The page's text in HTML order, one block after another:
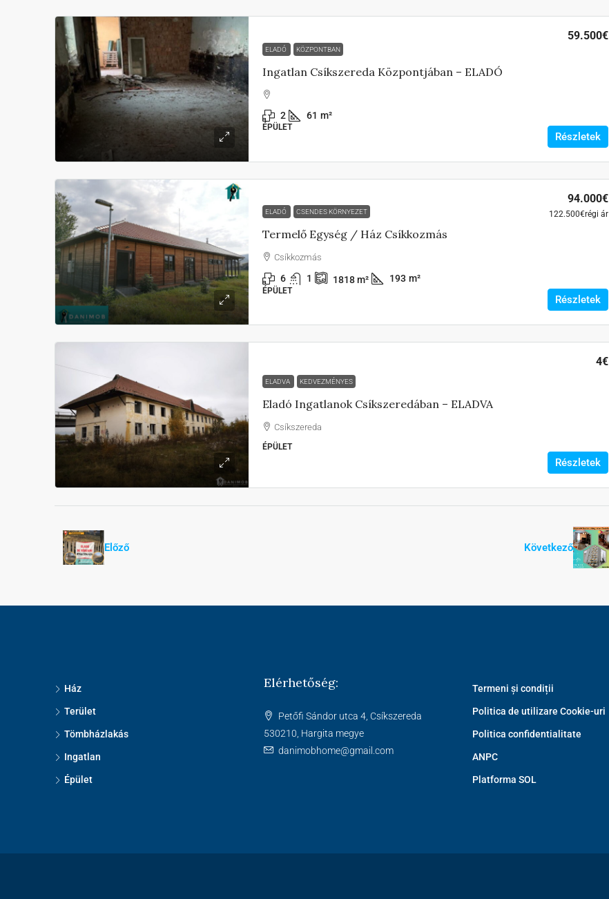
ELADÓ KÖZPONTBAN
Ingatlan Csíkszereda Központjában – ELADÓ
59.500€
2 61 m²
ÉPÜLET
Részletek
ELADÓ CSENDES KÖRNYEZET
Termelő Egység / Ház Csíkkozmás
94.000€
122.500€régi ár
Csíkkozmás
6 1 1818m² 193 m²
ÉPÜLET
Részletek
ELADVA KEDVEZMÉNYES
Eladó Ingatlanok Csíkszeredában – ELADVA
4€
Csíkszereda
ÉPÜLET
Részletek
Előző Következő
Ház
Terület
Tömbházlakás
Ingatlan
Épület
Elérhetőség:
Petőfi Sándor utca 4, Csíkszereda
530210, Hargita megye
danimobhome@gmail.com
Termeni și condiții
Politica de utilizare Cookie-uri
Politica confidentialitate
ANPC
Platforma SOL